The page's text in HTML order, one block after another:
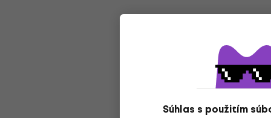
Súhlas s použitím